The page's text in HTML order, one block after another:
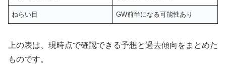
ねらい目 GW前半になる可能性あり
上の表は、現時点で確認できる予想と過去傾向をまとめた
ものです。